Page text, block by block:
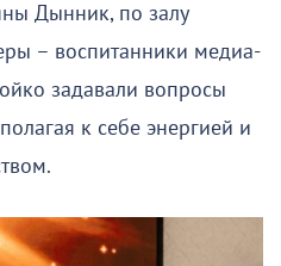
Дынник, по залу
– воспитанники медиа-
задавали вопросы
к себе энергией и